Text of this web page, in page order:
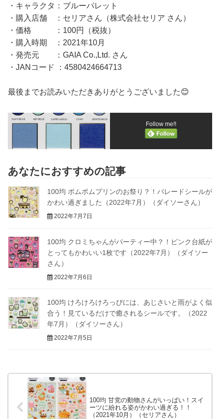
・キャラクタ：ブルーパレット
・購入店舗 ：セリアさん（株式会社セリア さん）
・価格 ：100円（税抜）
・購入時期 ：2021年10月
・発売元 ：GAIA Co.,Ltd. さん
・JANコード ：4580424664713
最後までお読みいただきありがとうございました😊
Follow me!!
あなたにおすすめの記事
100均 ポムポムプリンのお祭り？！パレードシールが
かわい過ぎました（2022年7月）（ダイソーさん）
2022年7月7日
100均 クロミちゃんがパーティー中？！ピンク台紙が
とってもかわいい1枚です（2022年7月）（ダイソー
さん）
2022年7月6日
100均 けろけろけろっぴには、あじさいと雨がよく似
合う！見ているだけで癒されるシールです。（2022
年7月）（ダイソーさん）
2022年7月5日
100均 甘党の動物さんがいっぱい！スイ
ーツに紛れる姿がかわい過ぎる！！
（2021年10月）（セリアさん）